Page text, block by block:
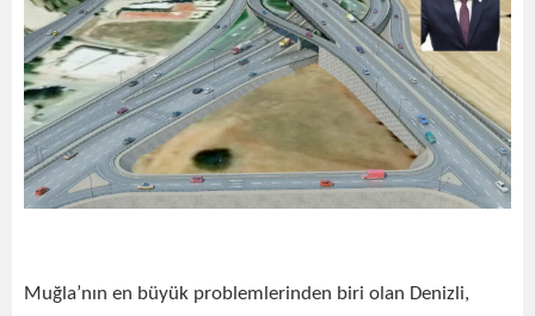
Muğla’nın en büyük problemlerinden biri olan Denizli,